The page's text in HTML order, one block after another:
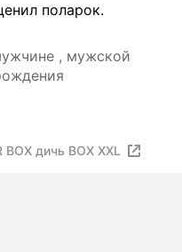
поларок.
, мужской
дичь BOX XXL